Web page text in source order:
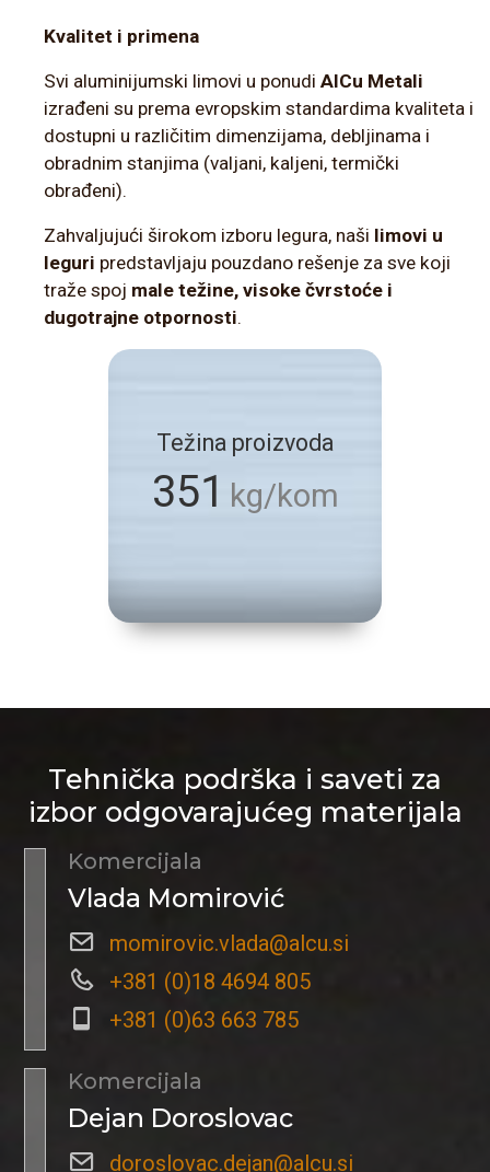
Kvalitet i primena
Svi aluminijumski limovi u ponudi AlCu Metali
izrađeni su prema evropskim standardima kvaliteta i
dostupni u različitim dimenzijama, debljinama i
obradnim stanjima (valjani, kaljeni, termički
obrađeni).
Zahvaljujući širokom izboru legura, naši limovi u
leguri predstavljaju pouzdano rešenje za sve koji
traže spoj male težine, visoke čvrstoće i
dugotrajne otpornosti.
Težina proizvoda
351 kg/kom
Tehnička podrška i saveti za
izbor odgovarajućeg materijala
Komercijala
Vlada Momirović
momirovic.vlada@alcu.si
+381 (0)18 4694 805
+381 (0)63 663 785
Komercijala
Dejan Doroslovac
doroslovac.dejan@alcu.si